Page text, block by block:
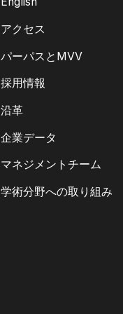
アクセス
パーパスとMVV
採用情報
沿革
企業データ
マネジメントチーム
学術分野への取り組み